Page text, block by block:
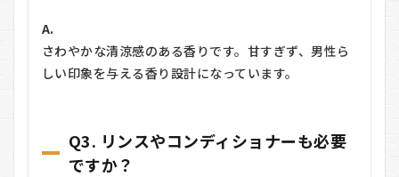
A.
さわやかな清涼感のある香りです。甘すぎず、男性ら
しい印象を与える香り設計になっています。
Q3. リンスやコンディショナーも必要
ですか？